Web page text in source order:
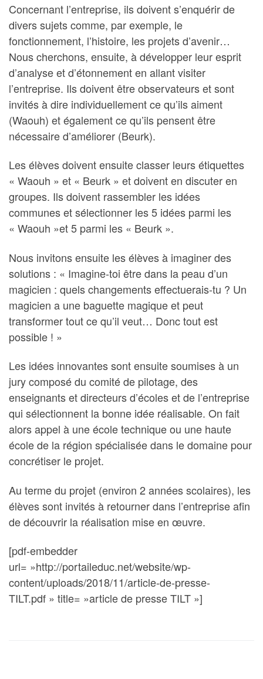
Concernant l’entreprise, ils doivent s’enquérir de
divers sujets comme, par exemple, le
fonctionnement, l’histoire, les projets d’avenir…
Nous cherchons, ensuite, à développer leur esprit
d’analyse et d’étonnement en allant visiter
l’entreprise. Ils doivent être observateurs et sont
invités à dire individuellement ce qu’ils aiment
(Waouh) et également ce qu’ils pensent être
nécessaire d’améliorer (Beurk).
Les élèves doivent ensuite classer leurs étiquettes
« Waouh » et « Beurk » et doivent en discuter en
groupes. Ils doivent rassembler les idées
communes et sélectionner les 5 idées parmi les
« Waouh »et 5 parmi les « Beurk ».
Nous invitons ensuite les élèves à imaginer des
solutions : « Imagine-toi être dans la peau d’un
magicien : quels changements effectuerais-tu ? Un
magicien a une baguette magique et peut
transformer tout ce qu’il veut… Donc tout est
possible ! »
Les idées innovantes sont ensuite soumises à un
jury composé du comité de pilotage, des
enseignants et directeurs d’écoles et de l’entreprise
qui sélectionnent la bonne idée réalisable. On fait
alors appel à une école technique ou une haute
école de la région spécialisée dans le domaine pour
concrétiser le projet.
Au terme du projet (environ 2 années scolaires), les
élèves sont invités à retourner dans l’entreprise afin
de découvrir la réalisation mise en œuvre.
[pdf-embedder
url= »http://portaileduc.net/website/wp-
content/uploads/2018/11/article-de-presse-
TILT.pdf » title= »article de presse TILT »]